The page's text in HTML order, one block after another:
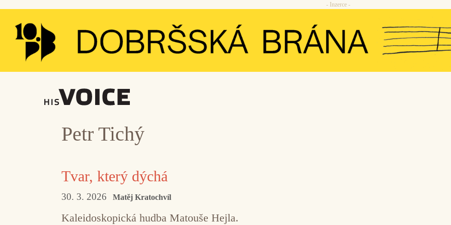
Přeskočit
obsah
- Inzerce -
Petr Tichý
Tvar, který dýchá
30. 3. 2026 Matěj Kratochvíl
Kaleidoskopická hudba Matouše Hejla.